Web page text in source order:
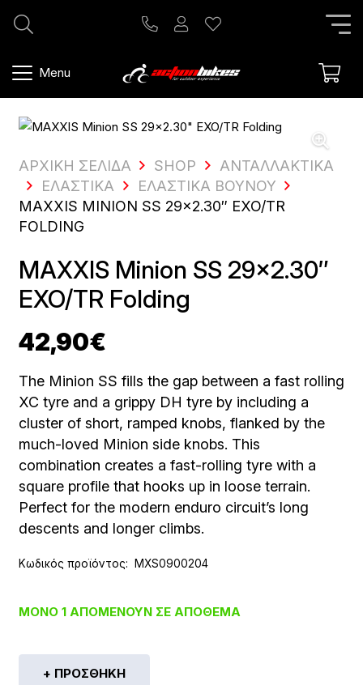
Menu
ΑΡΧΙΚΗ ΣΕΛΙΔΑ SHOP
ΑΝΤΑΛΛΑΚΤΙΚΆ
ΕΛΑΣΤΙΚΆ
ΕΛΑΣΤΙΚΆ ΒΟΥΝΟΎ
MAXXIS MINION SS 29×2.30″ EXO/TR
FOLDING
MAXXIS Minion SS 29×2.30″
EXO/TR Folding
42,90€
The Minion SS fills the gap between a fast rolling
XC tyre and a grippy DH tyre by including a
cluster of short, ramped knobs, flanked by the
much-loved Minion side knobs. This
combination creates a fast-rolling tyre with a
square profile that hooks up in loose terrain.
Perfect for the modern enduro circuit’s long
descents and longer climbs.
Κωδικός προϊόντος: MXS0900204
ΜΌΝΟ 1 ΑΠΟΜΈΝΟΥΝ ΣΕ ΑΠΌΘΕΜΑ
+ ΠΡΟΣΘΉΚΗ